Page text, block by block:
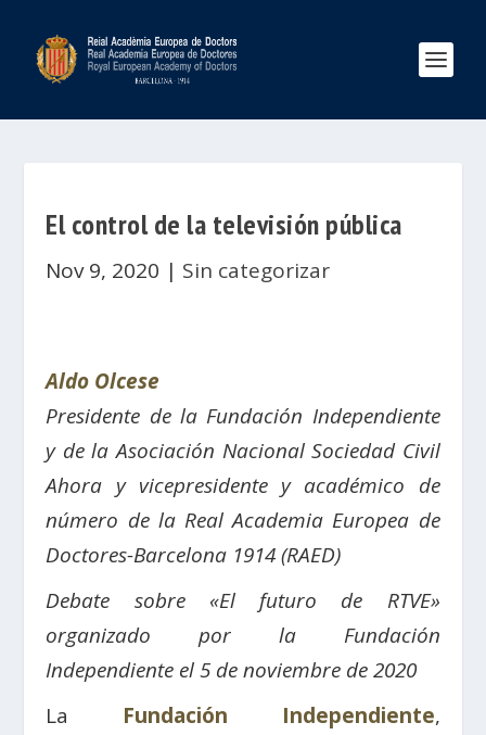
El control de la televisión pública
Nov 9, 2020 | Sin categorizar
Aldo Olcese
Presidente de la Fundación Independiente
y de la Asociación Nacional Sociedad Civil
Ahora y vicepresidente y académico de
número de la Real Academia Europea de
Doctores-Barcelona 1914 (RAED)
Debate sobre «El futuro de RTVE»
organizado por la Fundación
Independiente el 5 de noviembre de 2020
La Fundación Independiente,